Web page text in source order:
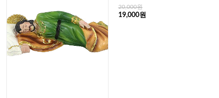
20,000원
19,000원